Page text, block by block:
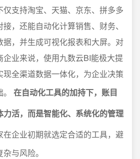
支持淘宝、天猫、京东、拼多多
，还能自动化计算销售、财务、
，并生成可视化报表和大屏。对
企业来说，使用九数云BI能极大提
全渠道数据一体化，为企业决策
在自动化工具的加持下，账目
活，而是智能化、系统化的管理
在企业初期就选定合适的工具，避
与风险。